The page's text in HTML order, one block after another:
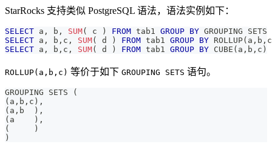
StarRocks 支持类似 PostgreSQL 语法，语法实例如下：
SELECT a , b , SUM( c ) FROM tab1 GROUP BY GROUPING SETS
SELECT a , b , c , SUM( d ) FROM tab1 GROUP BY ROLLUP( a , b , c
SELECT a , b , c , SUM( d ) FROM tab1 GROUP BY CUBE ( a , b , c )
ROLLUP(a,b,c) 等价于如下 GROUPING SETS 语句。
GROUPING SETS
(
( a , b , c ) ,
( a , b ) ,
( a ) ,
(
)
)